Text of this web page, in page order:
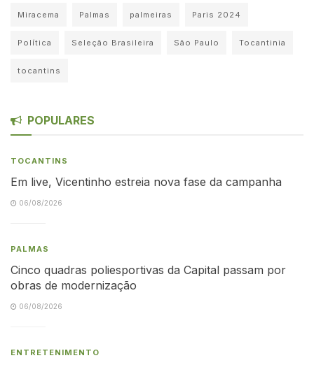
Miracema Palmas palmeiras Paris 2024
Política Seleção Brasileira São Paulo Tocantinia
tocantins
POPULARES
TOCANTINS
Em live, Vicentinho estreia nova fase da campanha
06/08/2026
PALMAS
Cinco quadras poliesportivas da Capital passam por
obras de modernização
06/08/2026
ENTRETENIMENTO